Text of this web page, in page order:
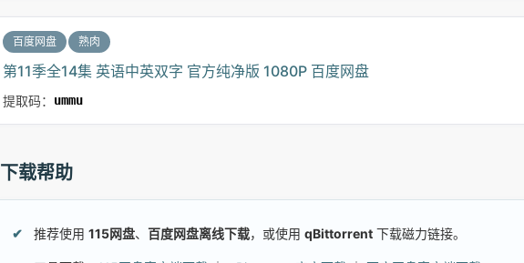
百度网盘 熟肉
第11季全14集 英语中英双字 官方纯净版 1080P 百度网盘
提取码： ummu
下载帮助
推荐使用 115网盘、 百度网盘离线下载，或使用 qBittorrent 下载磁力链接。